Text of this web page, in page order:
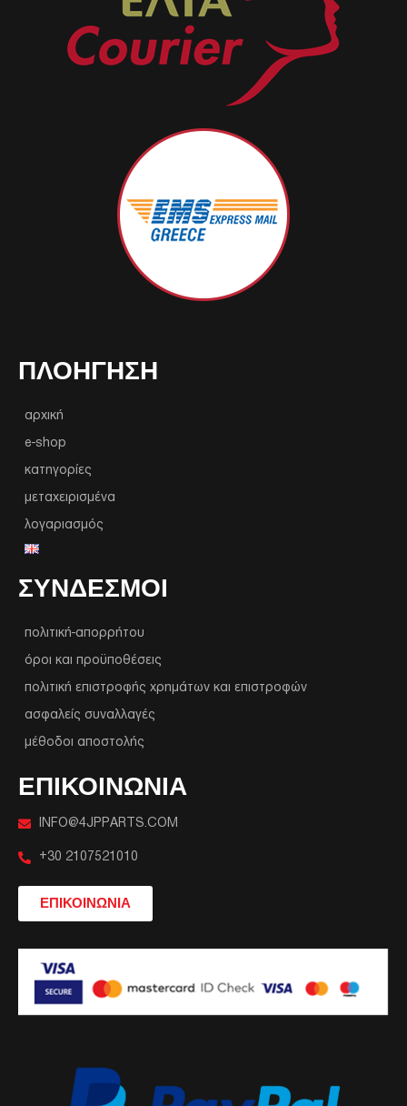
ΠΛΟΉΓΗΣΗ
αρχική
e-shop
κατηγορίες
μεταχειρισμένα
λογαριασμός
ΣΥΝΔΕΣΜΟΙ
πολιτική-απορρήτου
όροι και προϋποθέσεις
πολιτική επιστροφής χρημάτων και επιστροφών
ασφαλείς συναλλαγές
μέθοδοι αποστολής
ΕΠΙΚΟΙΝΩΝΙΑ
INFO@4JPPARTS.COM
+30 2107521010
ΕΠΙΚΟΙΝΩΝΙΑ